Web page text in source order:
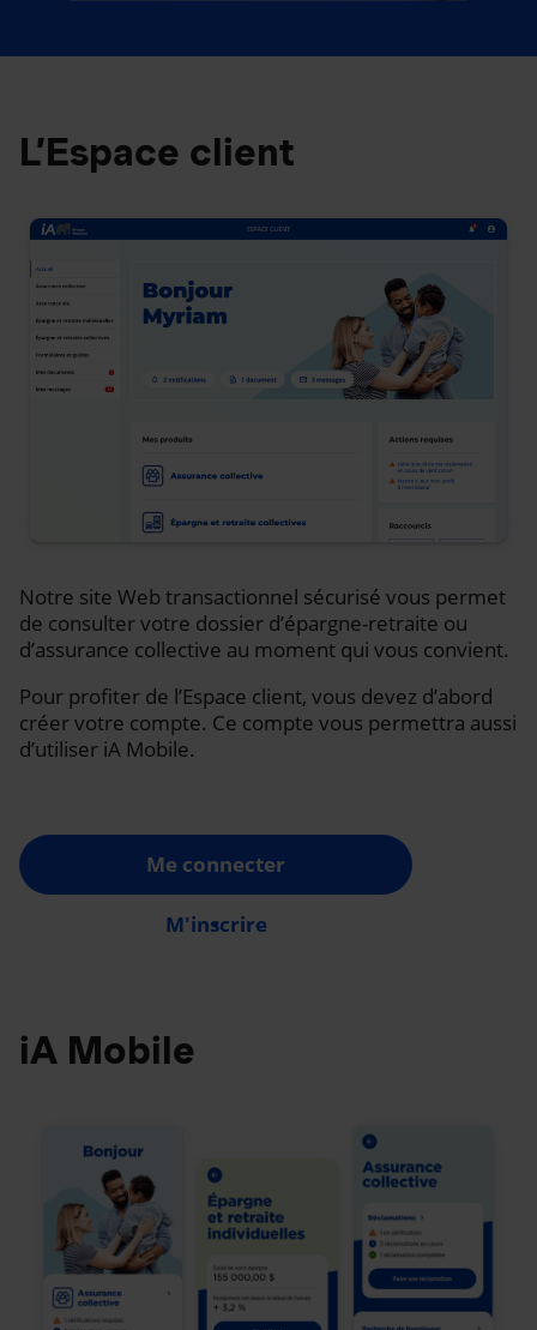
L’Espace client
Notre site Web transactionnel sécurisé vous permet
de consulter votre dossier d’épargne-retraite ou
d’assurance collective au moment qui vous convient.
Pour profiter de l’Espace client, vous devez d’abord
créer votre compte. Ce compte vous permettra aussi
d’utiliser iA Mobile.
Me connecter
M'inscrire
iA Mobile